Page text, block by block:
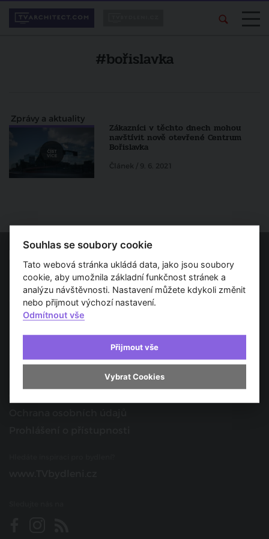
#bořislavka
Zprávy a aktuality
Zákazníci v těchto dnech mohou
navštívit nově otevřené Centrum
Bořislavka
Článek / 9. 6. 2021
Spojujeme svět architektury
O nás
Provozovatel
Kontakt
Spolupracujte s námi
Souhlas se soubory cookie
Tato webová stránka ukládá data, jako jsou soubory
cookie, aby umožnila základní funkčnost stránek a
analýzu návštěvnosti. Nastavení můžete kdykoli změnit
nebo přijmout výchozí nastavení.
Odmítnout vše
Přijmout vše
Vybrat Cookies